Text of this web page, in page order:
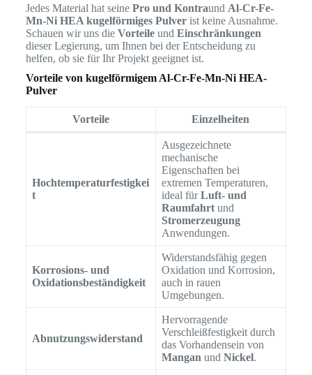
Jedes Material hat seine Pro und Kontraund Al-Cr-Fe-
Mn-Ni HEA kugelförmiges Pulverist keine Ausnahme.
Schauen wir uns die Vorteileund Einschränkungen
dieser Legierung, um Ihnen bei der Entscheidung zu
helfen, ob sie für Ihr Projekt geeignet ist.
Vorteile von kugelförmigem Al-Cr-Fe-Mn-Ni HEA-
Pulver
Vorteile Einzelheiten
Hochtemperaturfestigkei
t
Ausgezeichnete
mechanische
Eigenschaften bei
extremen Temperaturen,
ideal fürLuft- und
Raumfahrtund
Stromerzeugung
Anwendungen.
Korrosions- und
Oxidationsbeständigkeit
Widerstandsfähig gegen
Oxidation und Korrosion,
auch in rauen
Umgebungen.
Abnutzungswiderstand
Hervorragende
Verschleißfestigkeit durch
das Vorhandensein von
Mangan und Nickel.